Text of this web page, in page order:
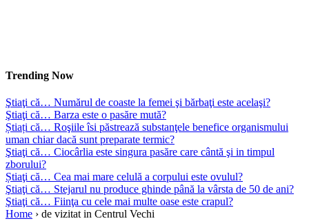
Trending Now
Ştiaţi că… Numărul de coaste la femei şi bărbaţi este acelaşi?
Ştiaţi că… Barza este o pasăre mută?
Știați că… Roşiile îsi păstrează substanţele benefice organismului
uman chiar dacă sunt preparate termic?
Ştiaţi că… Ciocârlia este singura pasăre care cântă şi in timpul
zborului?
Știaţi că… Cea mai mare celulă a corpului este ovulul?
Ştiaţi că… Stejarul nu produce ghinde până la vârsta de 50 de ani?
Ştiaţi că… Fiinţa cu cele mai multe oase este crapul?
Home › de vizitat in Centrul Vechi